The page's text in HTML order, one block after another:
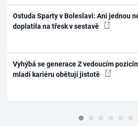
Ostuda Sparty v Boleslavi: Ani jednou
doplatila na třesk v sestavě
Vyhýbá se generace Z vedoucím
mladí kariéru obětují jistotě